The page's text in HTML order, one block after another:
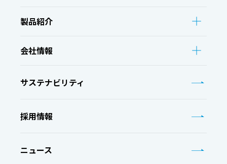
製品紹介
会社情報
サステナビリティ
採用情報
ニュース